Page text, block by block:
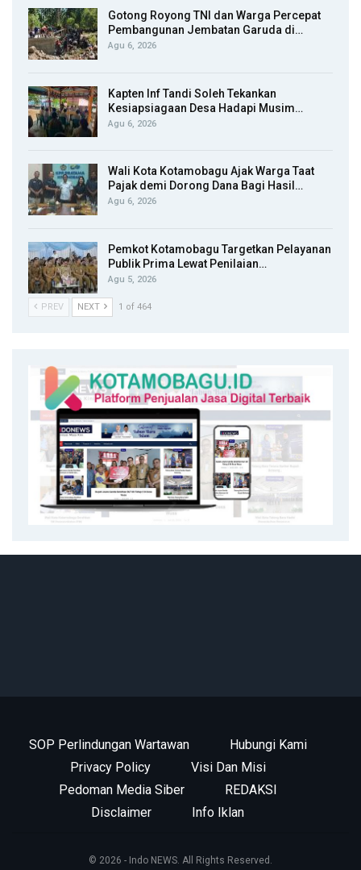
Gotong Royong TNI dan Warga Percepat
Pembangunan Jembatan Garuda di…
Agu 6, 2026
Kapten Inf Tandi Soleh Tekankan
Kesiapsiagaan Desa Hadapi Musim…
Agu 6, 2026
Wali Kota Kotamobagu Ajak Warga Taat
Pajak demi Dorong Dana Bagi Hasil…
Agu 6, 2026
Pemkot Kotamobagu Targetkan Pelayanan
Publik Prima Lewat Penilaian…
Agu 5, 2026
PREV NEXT 1 of 464
SOP Perlindungan Wartawan
Hubungi Kami
Privacy Policy
Visi Dan Misi
Pedoman Media Siber
REDAKSI
Disclaimer
Info Iklan
© 2026 - Indo NEWS. All Rights Reserved.